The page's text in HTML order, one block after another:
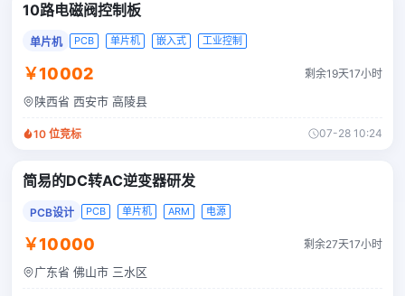
10路电磁阀控制板
单片机 PCB 单片机 嵌入式 工业控制
￥10002 剩余19天17小时
陕西省 西安市 高陵县
10 位竞标 07-28 10:24
简易的DC转AC逆变器研发
PCB设计 PCB 单片机 ARM 电源
￥10000 剩余27天17小时
广东省 佛山市 三水区